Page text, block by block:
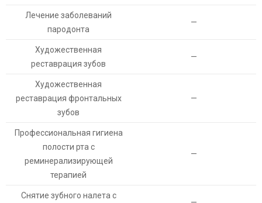
Лечение заболеваний
пародонта
—
Художественная
реставрация зубов
—
Художественная
реставрация фронтальных
зубов
—
Профессиональная гигиена
полости рта с
реминерализирующей
терапией
—
Снятие зубного налета с